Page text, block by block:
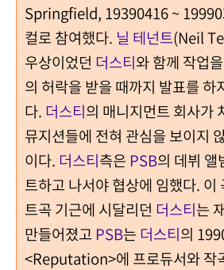
Springfield, 19390416 ~
컬로 참여했다. 닐 테넌트(Neil
우상이었던 더스티와 함께 작업
의 허락을 받을 때까지 발표를 하
다. 더스티의 매니지먼트 회사가
뮤지션들에 전혀 관심을 보이지
이다. 더스티측은 PSB의 데뷔
트하고 나서야 협상에 임했다. 이
트곡 기근에 시달리던 더스티는
만들어졌고 PSB는 더스티의
<Reputation>에 프로듀서와 작